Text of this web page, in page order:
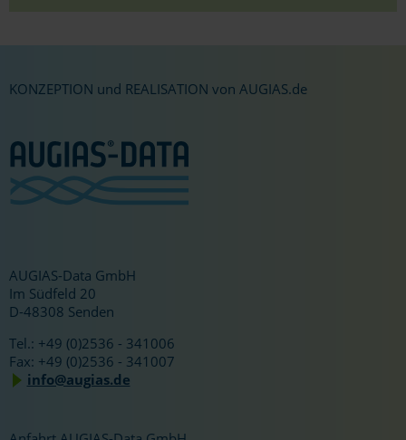
KONZEPTION und REALISATION von AUGIAS.de
AUGIAS-Data GmbH
Im Südfeld 20
D-48308 Senden
Tel.: +49 (0)2536 - 341006
Fax: +49 (0)2536 - 341007
info@augias.de